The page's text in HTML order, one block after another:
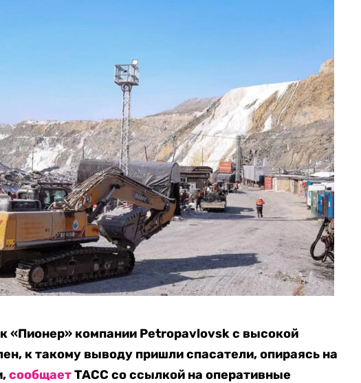
«Пионер» компании Petropavlovsk с высокой
к такому выводу пришли спасатели, опираясь на
сообщаетТАСС со ссылкой на оперативные